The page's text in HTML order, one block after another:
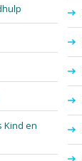
Kind en